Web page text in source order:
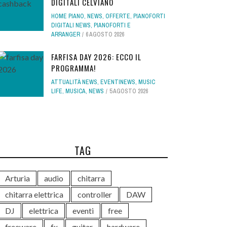
HOME PIANO, NEWS, OFFERTE, PIANOFORTI
DIGITALI NEWS, PIANOFORTI E
ARRANGER
6 AGOSTO 2026
FARFISA DAY 2026: ECCO IL
PROGRAMMA!
ATTUALITÀ NEWS, EVENTINEWS, MUSIC
LIFE, MUSICA, NEWS 5 AGOSTO 2026
TAG
Arturia audio
chitarra
chitarra elettrica
controller
DAW
DJ
elettrica eventi
free